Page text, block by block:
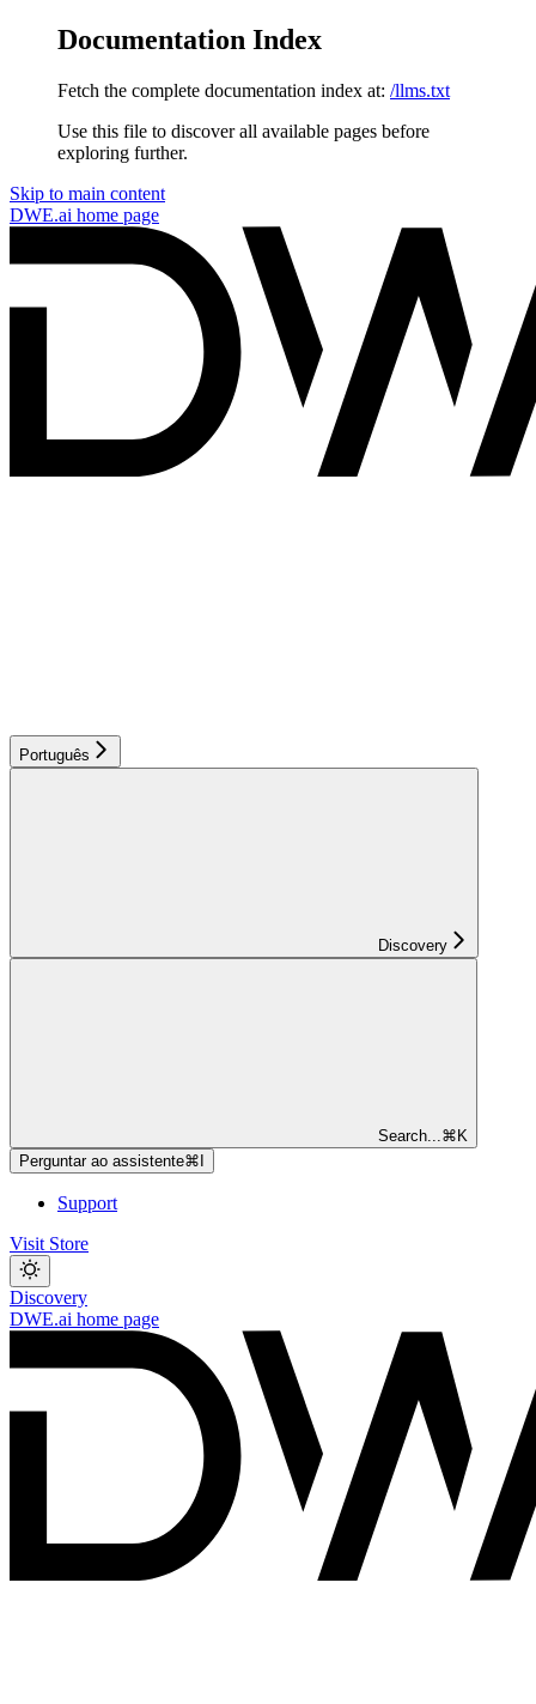
Documentation Index
Fetch the complete documentation index at: /llms.txt
Use this file to discover all available pages before
exploring further.
Skip to main content
DWE.ai home page
Português
Discovery
Search...⌘ K
Perguntar ao assistente⌘
Support
Visit Store
Discovery
DWE.ai home page